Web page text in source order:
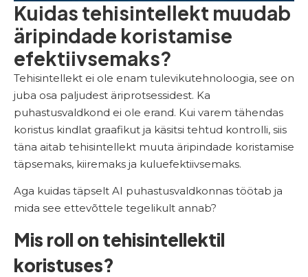
Kuidas tehisintellekt muudab
äripindade koristamise
efektiivsemaks?
Tehisintellekt ei ole enam tulevikutehnoloogia, see on
juba osa paljudest äriprotsessidest. Ka
puhastusvaldkond ei ole erand. Kui varem tähendas
koristus kindlat graafikut ja käsitsi tehtud kontrolli, siis
täna aitab tehisintellekt muuta äripindade koristamise
täpsemaks, kiiremaks ja kuluefektiivsemaks.
Aga kuidas täpselt AI puhastusvaldkonnas töötab ja
mida see ettevõttele tegelikult annab?
Mis roll on tehisintellektil
koristuses?